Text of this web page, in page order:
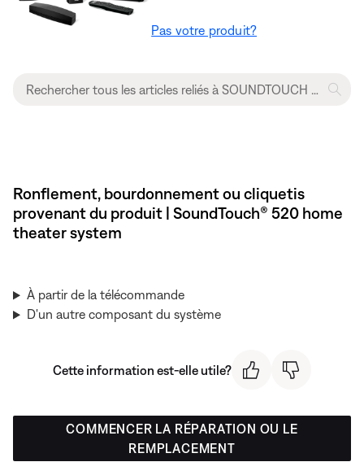
Pas votre produit?
Ronflement, bourdonnement ou cliquetis
provenant du produit | SoundTouch® 520 home
theater system
À partir de la télécommande
D'un autre composant du système
Cette information est-elle utile?
COMMENCER LA RÉPARATION OU LE
REMPLACEMENT